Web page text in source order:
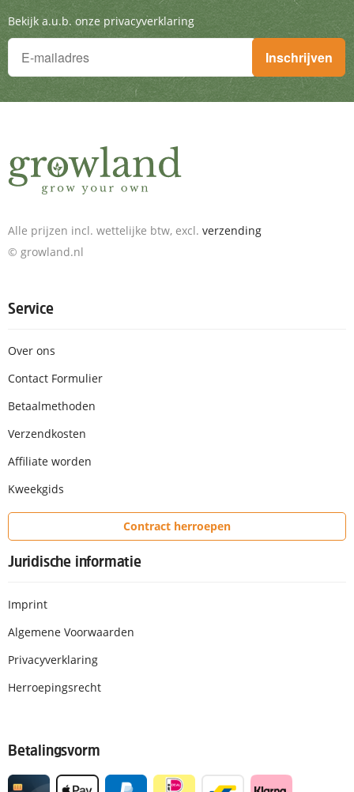
Bekijk a.u.b. onze privacyverklaring
Je wilt niets missen!
Schrijf je in voor de nieuwsbrief en ontvang geweldige
Inschrijven
Alle prijzen incl. wettelijke btw, excl. verzending
© growland.nl
Service
Over ons
Contact Formulier
Betaalmethoden
Verzendkosten
Affiliate worden
Kweekgids
Contract herroepen
Juridische informatie
Imprint
Algemene Voorwaarden
Privacyverklaring
Herroepingsrecht
Betalingsvorm